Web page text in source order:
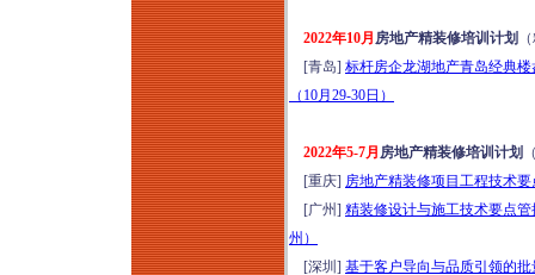
商业地产全流程与资
产管理提升研修（8
月8-9日石家庄）公募
REITs解析、策划定
位、收益测算、筹备
期招商与开业后资产
增值经营实操心法
2026年商业标杆项目
会员运营与直播营销
2022年10月 房地产精装修培训计划
[青岛] 标杆房企龙湖地产青岛经典
（10月29-30日）
2022年5-7月 房地产精装修培训计划
[重庆] 房地产精装修项目工程技术
[广州] 精装修设计与施工技术要点
州）
[深圳] 基于客户导向与品质引领的